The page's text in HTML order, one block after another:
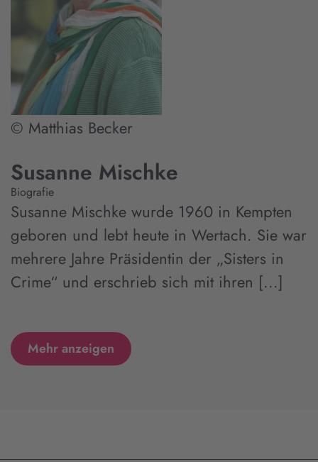
© Matthias Becker
Susanne Mischke
Biografie
Susanne Mischke wurde 1960 in Kempten
geboren und lebt heute in Wertach. Sie war
mehrere Jahre Präsidentin der „Sisters in
Crime“ und erschrieb sich mit ihren [...]
Mehr anzeigen